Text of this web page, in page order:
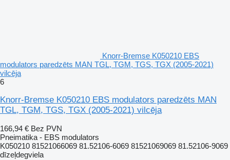
Knorr-Bremse K050210 EBS
modulators paredzēts MAN TGL, TGM, TGS, TGX (2005-2021)
vilcēja
6
Knorr-Bremse K050210 EBS modulators paredzēts MAN
TGL, TGM, TGS, TGX (2005-2021) vilcēja
166,94 € Bez PVN
Pneimatika - EBS modulators
K050210 81521066069 81.52106-6069 81521069069 81.52106-9069
dīzeļdegviela